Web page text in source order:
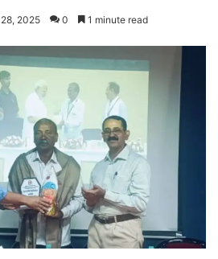
2025 0 1 minute read